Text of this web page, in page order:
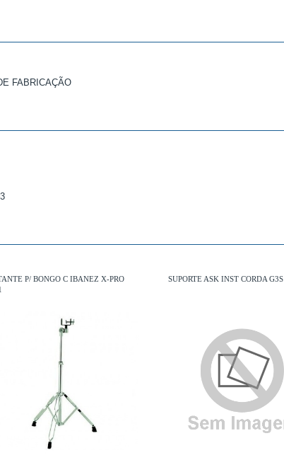
FABRICAÇÃO
P/ BONGO C IBANEZ X-PRO
SUPORTE ASK INST CORDA G3S